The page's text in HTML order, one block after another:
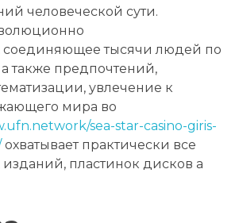
человеческой сути.
соединяющее тысячи людей по
также предпочтений,
увлечение к
мира во
sea-star-casino-giris-
охватывает практически все
пластинок дисков а